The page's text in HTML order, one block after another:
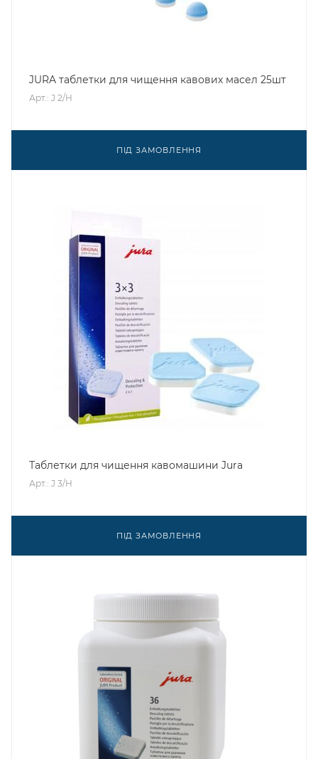
JURA таблетки для чищення кавових масел 25шт
Арт.: J 2/H
ПІД ЗАМОВЛЕННЯ
Таблетки для чищення кавомашини Jura
Арт.: J 3/H
ПІД ЗАМОВЛЕННЯ